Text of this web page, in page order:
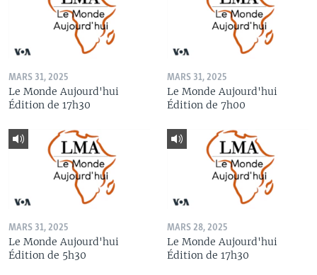
MARS 31, 2025
Le Monde Aujourd'hui
Édition de 17h30
MARS 31, 2025
Le Monde Aujourd'hui
Édition de 7h00
MARS 31, 2025
Le Monde Aujourd'hui
Édition de 5h30
MARS 28, 2025
Le Monde Aujourd'hui
Édition de 17h30